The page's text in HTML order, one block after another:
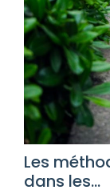
Les
dans les...